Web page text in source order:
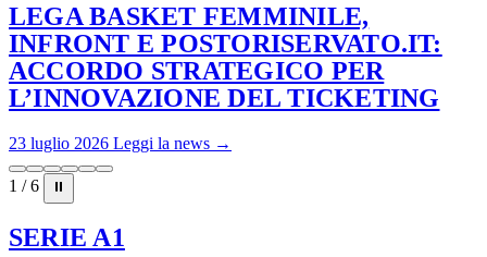
LEGA BASKET FEMMINILE,
INFRONT E POSTORISERVATO.IT:
ACCORDO STRATEGICO PER
L’INNOVAZIONE DEL TICKETING
23 luglio 2026 Leggi la news →
1 / 6 ⏸
SERIE A1